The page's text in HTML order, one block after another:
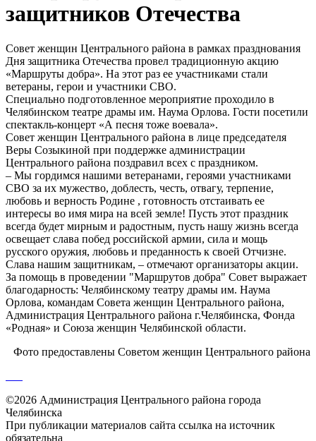
защитников Отечества
Совет женщин Центрального района в рамках празднования
Дня защитника Отечества провел традиционную акцию
«Маршруты добра». На этот раз ее участниками стали
ветераны, герои и участники СВО.
Специально подготовленное мероприятие проходило в
Челябинском театре драмы им. Наума Орлова. Гости посетили
спектакль-концерт «А песня тоже воевала».
Совет женщин Центрального района в лице председателя
Веры Созыкиной при поддержке администрации
Центрального района поздравил всех с праздником.
– Мы гордимся нашими ветеранами, героями участниками
СВО за их мужество, доблесть, честь, отвагу, терпение,
любовь и верность Родине , готовность отстаивать ее
интересы во имя мира на всей земле! Пусть этот праздник
всегда будет мирным и радостным, пусть нашу жизнь всегда
освещает слава побед российской армии, сила и мощь
русского оружия, любовь и преданность к своей Отчизне.
Слава нашим защитникам, – отмечают организаторы акции.
За помощь в проведении "Маршрутов добра" Совет выражает
благодарность: Челябинскому театру драмы им. Наума
Орлова, командам Совета женщин Центрального района,
Администрация Центрального района г.Челябинска, Фонда
«Родная» и Союза женщин Челябинской области.
Фото предоставлены Советом женщин Центрального района
©2026 Администрация Центрального района города
Челябинска
При публикации материалов сайта ссылка на источник
обязательна